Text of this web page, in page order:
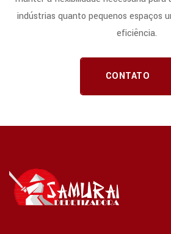
indústrias quanto pequenos espaços
eficiência.
CONTATO